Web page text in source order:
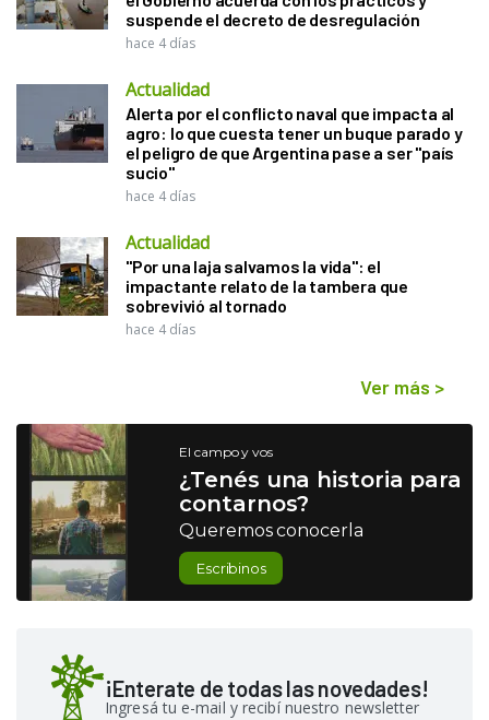
suspende el decreto de desregulación
hace 4 días
Actualidad
Alerta por el conflicto naval que impacta al
agro: lo que cuesta tener un buque parado y
el peligro de que Argentina pase a ser "país
sucio"
hace 4 días
Actualidad
"Por una laja salvamos la vida": el
impactante relato de la tambera que
sobrevivió al tornado
hace 4 días
Ver más >
El campo y vos
¿Tenés una historia para
contarnos?
Queremos conocerla
Escribinos
¡Enterate de todas las novedades!
Ingresá tu e-mail y recibí nuestro newsletter